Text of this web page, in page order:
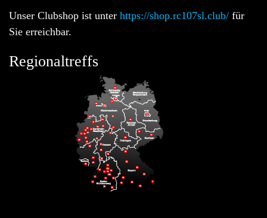
Unser Clubshop ist unter https://shop.rc107sl.club/ für
Sie erreichbar.
Regionaltreffs